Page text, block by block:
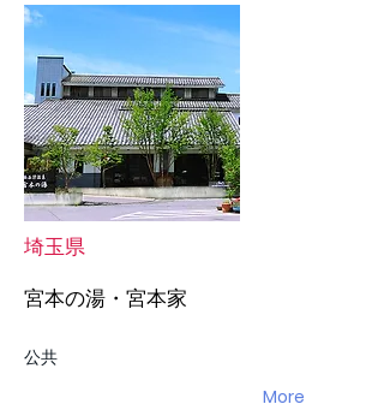
埼玉県
宮本の湯・宮本家
公共
More